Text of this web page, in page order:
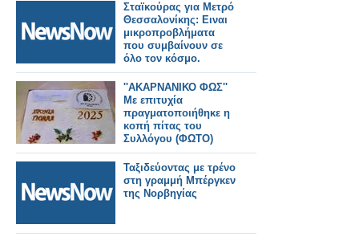
Σταϊκούρας για Μετρό
Θεσσαλονίκης: Ειναι
μικροπροβλήματα
που συμβαίνουν σε
όλο τον κόσμο.
''ΑΚΑΡΝΑΝΙΚΟ ΦΩΣ''
Με επιτυχία
πραγματοποιήθηκε η
κοπή πίτας του
Συλλόγου (ΦΩΤΟ)
Ταξιδεύοντας με τρένο
στη γραμμή Μπέργκεν
της Νορβηγίας